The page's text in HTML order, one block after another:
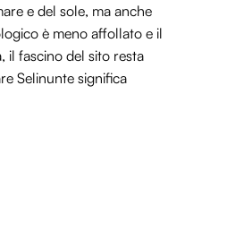
e del sole, ma anche
è meno affollato e il
il fascino del sito resta
Selinunte significa